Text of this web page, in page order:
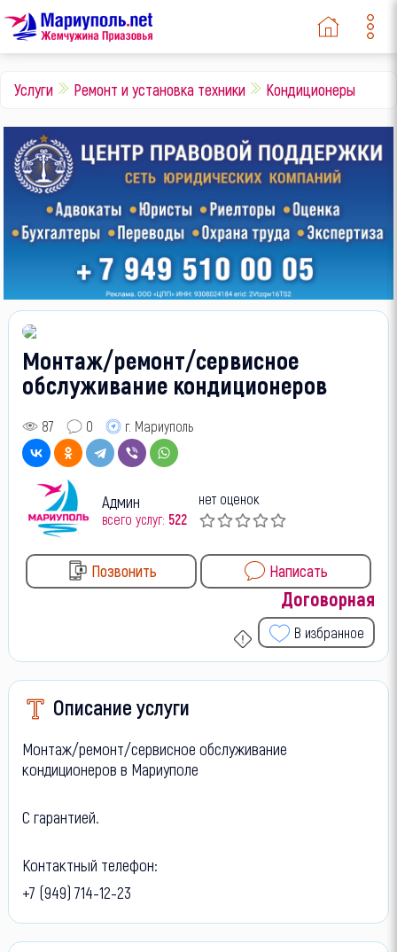
Услуги Ремонт и установка техники Кондиционеры
Монтаж/ремонт/сервисное
обслуживание кондиционеров
87 0 г. Мариуполь
Админ
всего услуг: 522
нет оценок
Позвонить Написать
Договорная
В избранное
Описание услуги
Монтаж/ремонт/сервисное обслуживание
кондиционеров в Мариуполе
С гарантией.
Контактный телефон:
+7 (949) 714-12-23